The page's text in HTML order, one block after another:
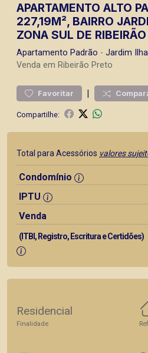
APARTAMENTO ALTO
227,19M², BAIRRO
ZONA SUL DE
Apartamento Padrão - Jardim
Venda em Ribeirão Preto
Favoritar |
Compartilhe:
Total para Acessórios valores
Condomínio
IPTU
Venda
(ITBI, Registro, Escritura e Certidões)
Residencial
Finalidade